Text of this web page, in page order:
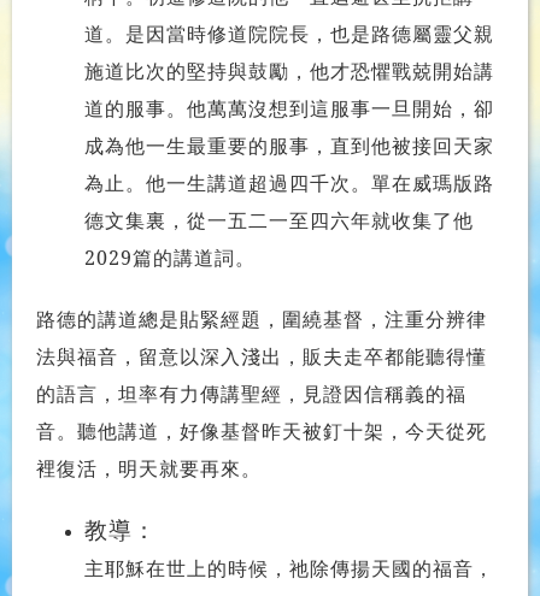
道。是因當時修道院院長，也是路德屬靈父親
施道比次的堅持與鼓勵，他才恐懼戰兢開始講
道的服事。他萬萬沒想到這服事一旦開始，卻
成為他一生最重要的服事，直到他被接回天家
為止。他一生講道超過四千次。單在威瑪版路
德文集裏，從一五二一至四六年就收集了他
2029篇的講道詞。
路德的講道總是貼緊經題，圍繞基督，注重分辨律
法與福音，留意以深入淺出，販夫走卒都能聽得懂
的語言，坦率有力傳講聖經，見證因信稱義的福
音。聽他講道，好像基督昨天被釘十架，今天從死
裡復活，明天就要再來。
教導：
主耶穌在世上的時候，祂除傳揚天國的福音，